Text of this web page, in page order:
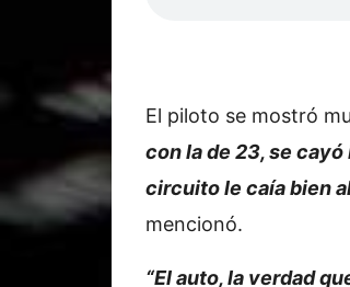
El piloto se mostró
con la de 23, se
circuito le caía bien
mencionó.
“El auto, la verdad